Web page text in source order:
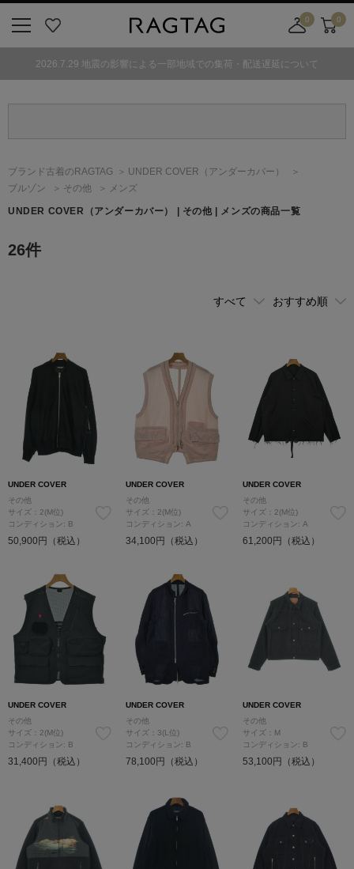
気
0
舗
カ
ト
0
2026.7.29 地震の影響による一部地域での集荷・配送遅延について
ブランド古着のRAGTAG UNDER COVER （アンダーカバー）
ブルゾン
その他 メンズ
UNDER COVER （アンダーカバー） | その他 | メンズの商品一覧
26件
UNDER COVER
その他
サイズ：2(M位)
コンディション: B
50,900円（税込）
UNDER COVER
その他
サイズ：2(M位)
コンディション: A
34,100円（税込）
UNDER COVER
その他
サイズ：2(M位)
コンディション: A
61,200円（税込）
UNDER COVER
その他
サイズ：2(M位)
コンディション: B
31,400円（税込）
UNDER COVER
その他
サイズ：3(L位)
コンディション: B
78,100円（税込）
UNDER COVER
その他
サイズ：M
コンディション: B
53,100円（税込）